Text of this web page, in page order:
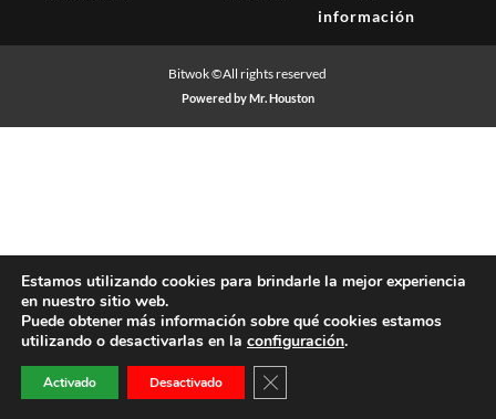
información
Bitwok ©All rights reserved
Powered by Mr. Houston
Estamos utilizando cookies para brindarle la mejor experiencia
en nuestro sitio web.
Puede obtener más información sobre qué cookies estamos
utilizando o desactivarlas en la configuración.
Activado Desactivado Cerrar el banner de cookies